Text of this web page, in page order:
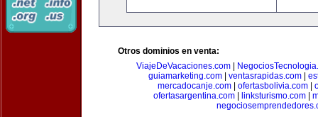
Otros dominios en venta:
ViajeDeVacaciones.com
guiamarketing.com| ventasrapidas.com|
mercadocanje.com
ofertasbolivia.com
ofertasargentina.com| linksturismo.com|